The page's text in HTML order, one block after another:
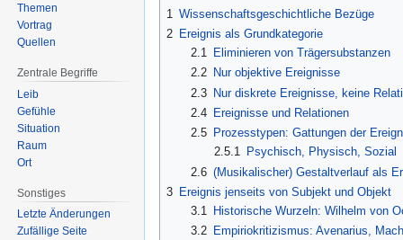
1 Wissenschaftsgeschichtliche Bezüge
2 Ereignis als Grundkategorie
2.1
Eliminieren von Trägersubstanzen
2.2
Nur objektive Ereignisse
2.3 Nur diskrete Ereignisse, keine
2.4
Ereignisse und Relationen
2.5
Prozesstypen: Gattungen der
2.5.1 Psychisch, Physisch, Sozial
2.6 (Musikalischer) Gestaltverlauf als
3 Ereignis jenseits von Subjekt und Objekt
3.1
Historische Wurzeln: Wilhelm von
3.2
Empiriokritizismus: Avenarius, Mach
Themen
Vortrag
Quellen
Zentrale Begriffe
Leib
Gefühle
Situation
Raum
Ort
Sonstiges
Letzte Änderungen
Zufällige Seite